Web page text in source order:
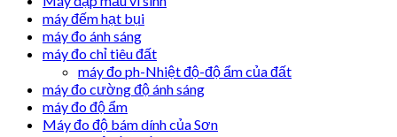
máy đếm hạt bụi
máy đo ánh sáng
máy đo chỉ tiêu đất
máy đo ph-Nhiệt độ-độ ẩm của đất
máy đo cường độ ánh sáng
máy đo độ ẩm
Máy đo độ bám dính của Sơn